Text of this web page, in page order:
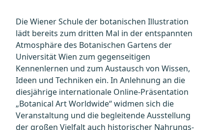
Die Wiener Schule der botanischen Illustration
lädt bereits zum dritten Mal in der entspannten
Atmosphäre des Botanischen Gartens der
Universität Wien zum gegenseitigen
Kennenlernen und zum Austausch von Wissen,
Ideen und Techniken ein. In Anlehnung an die
diesjährige internationale Online-Präsentation
„Botanical Art Worldwide“ widmen sich die
Veranstaltung und die begleitende Ausstellung
der großen Vielfalt auch historischer Nahrungs-